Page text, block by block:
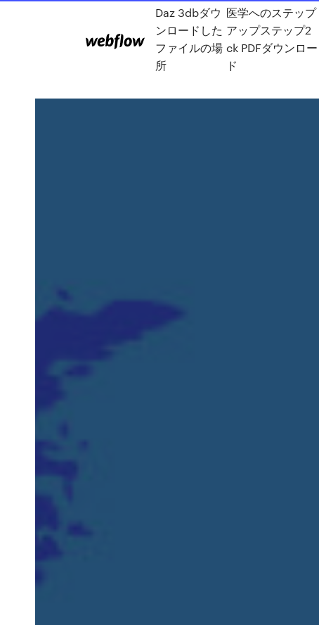
Daz 3dbダウ
ンロードした
ファイルの場
所
医学へのステップ
アップステップ2
ck PDFダウンロー
ド